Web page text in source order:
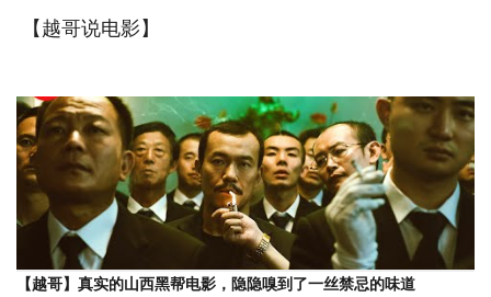
【越哥说电影】
【越哥】真实的山西黑帮电影，隐隐嗅到了一丝禁忌的味道